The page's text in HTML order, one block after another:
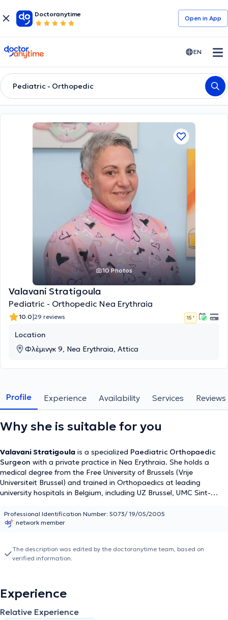
Doctoranytime
Open in Αpp
doctoranytime EN
Pediatric - Orthopedic
10 Photos
Valavani Stratigoula
Pediatric - Orthopedic Nea Erythraia
10.0|29 reviews 15 '
Location
Φλέμινγκ 9, Nea Erythraia, Attica
Profile Experience Availability Services Reviews
Why she is suitable for you
Valavani Stratigoula is a specialized Paediatric Orthopaedic
Surgeon with a private practice in Nea Erythraia. She holds a
medical degree from the Free University of Brussels (Vrije
Universiteit Brussel) and trained in Orthopaedics at leading
university hospitals in Belgium, including UZ Brussel, UMC Sint-
Bruges, and UZ Gent. Her postgraduate training focused on
paediatric orthopaedic surgery, with particular emphasis on
has participated in a large number of specialized surgical
procedures and has extensive experience in prenatal and neonatal
guidance of children with motor or developmental disorders (such
in Greece, initially at IASO Paidos and currently at her private
Professional Identification Number: 5073/ 19/05/2005
network member
The description was edited by the doctoranytime team, based on
verified information.
Experience
Relative Experience